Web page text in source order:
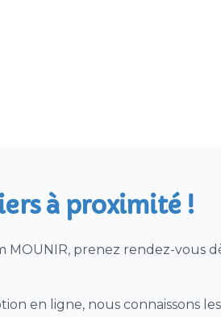
à proximité !
prenez rendez-vous
en ligne, nous connaissons